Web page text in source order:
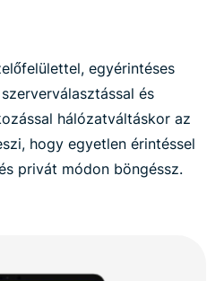
egyérintéses
és
hálózatváltáskor az
hogy egyetlen érintéssel
privát módon böngéssz.